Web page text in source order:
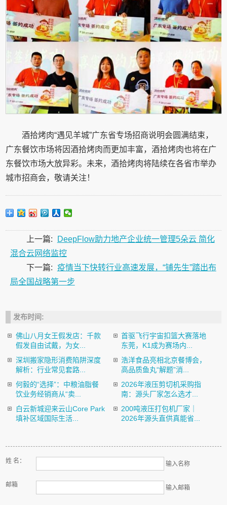
酒拾烤肉“遇见羊城”广东省专场招商说明会圆满结束，
广东餐饮市场将因酒拾烤肉而更加丰富，酒拾烤肉也将在广
东餐饮市场大放异彩。未来，酒拾烤肉将陆续在各省市举办
城市招商会，敬请关注！
上一篇:
DeepFlow助力地产企业统一管理5朵云 简化
混合云网络监控
下一篇: 疫情当下快转行业高速发展，“铺先生”踏出布
局全国战略第一步
发布时间:
佛山八月女王假发店：千款
假发自由试戴，为女...
首驱飞行宇宙扣篮大赛落地
东莞，K1成为赛场内...
深圳搬家隐形消费陷阱深度
解析：行业常见套路...
浩洋食品亮相北京餐博会，
高品质鱼丸“解题”消...
何毅的“选择”：中粮油脂餐
饮业务经销商从“卖...
2026年液压剪切机采购指
南：源头厂家怎么选才...
白云新城迎来云山Core Park
填补区域国际生活...
200吨液压打包机厂家｜
2026年源头直供真能省...
姓 名： 输入名称
邮箱 输入邮箱